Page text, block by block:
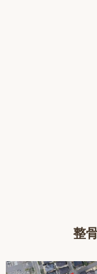
整